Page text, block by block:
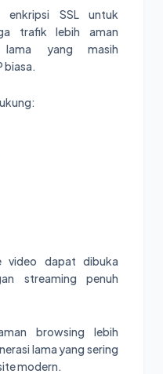
enkripsi SSL untuk
trafik lebih aman
yang masih
biasa.
video dapat dibuka
streaming penuh
browsing lebih
lama yang sering
modern.